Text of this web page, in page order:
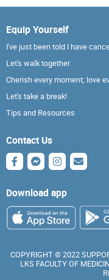
Equip Yourself
I've just been told I have
Let's walk together
Cherish every moment; love
Let's take a break!
Tips and Resources
Contact Us
Download app
COPYRIGHT © 2022
LKS FACULTY OF